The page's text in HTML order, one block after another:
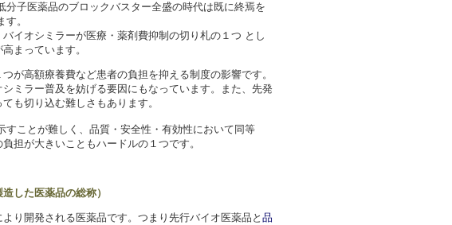
子医薬品のブロックバスター全盛の時代は既に終焉を
。
イオシミラーが医療・薬剤費抑制の切り札の１つ とし
まっています。
が高額療養費など患者の負担を抑える制度の影響です。
ミラー普及を妨げる要因にもなっています。また、先発
も切り込む難しさもあります。
ことが難しく、品質・安全性・有効性において同等
担が大きいこともハードルの１つです。
した医薬品の総称）
より開発される医薬品です。つまり先行バイオ医薬品と 品